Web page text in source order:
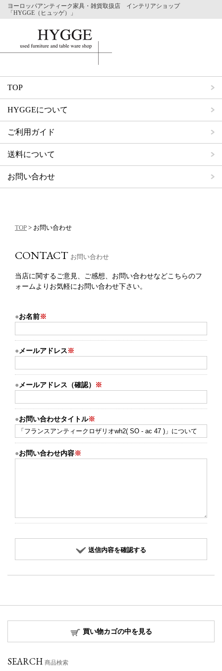
ヨーロッパアンティーク家具・雑貨取扱店 インテリアショップ
「HYGGE（ヒュッゲ）」
TOP
HYGGEについて
ご利用ガイド
送料について
お問い合わせ
TOP > お問い合わせ
CONTACT お問い合わせ
当店に関するご意見、ご感想、お問い合わせなどこちらのフ
ォームよりお気軽にお問い合わせ下さい。
お名前※
メールアドレス ※
メールアドレス（確認） ※
お問い合わせタイトル※
お問い合わせ内容※
送信内容を確認する
買い物カゴの中を見る
SEARCH 商品検索